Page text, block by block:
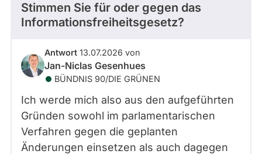
Stimmen Sie für oder gegen das
Informationsfreiheitsgesetz?
Antwort 13.07.2026 von
Jan-Niclas Gesenhues
BÜNDNIS 90/­DIE GRÜNEN
Ich werde mich also aus den aufgeführten
Gründen sowohl im parlamentarischen
Verfahren gegen die geplanten
Änderungen einsetzen als auch dagegen